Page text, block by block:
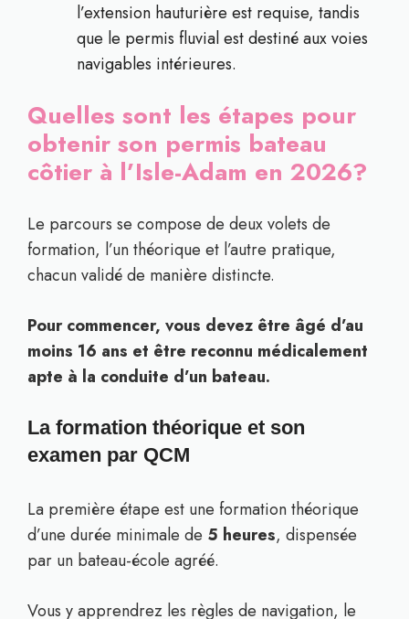
l’extension hauturière est requise, tandis
que le permis fluvial est destiné aux voies
navigables intérieures.
Quelles sont les étapes pour
obtenir son permis bateau
côtier à l’Isle-Adam en 2026?
Le parcours se compose de deux volets de
formation, l’un théorique et l’autre pratique,
chacun validé de manière distincte.
Pour commencer, vous devez être âgé d’au
moins 16 ans et être reconnu médicalement
apte à la conduite d’un bateau.
La formation théorique et son
examen par QCM
La première étape est une formation théorique
d’une durée minimale de 5 heures, dispensée
par un bateau-école agréé.
Vous y apprendrez les règles de navigation, le